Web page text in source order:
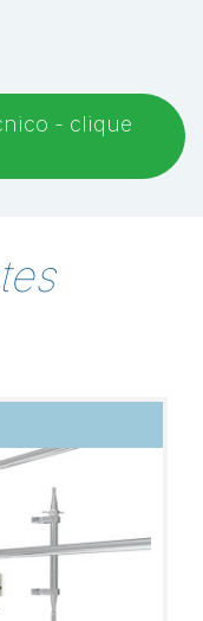
- clique